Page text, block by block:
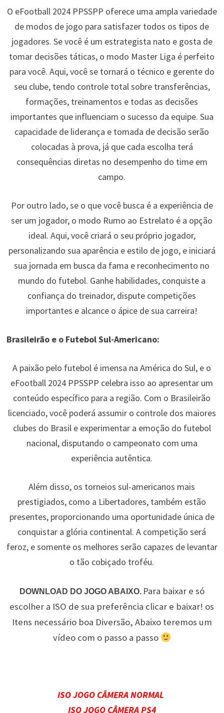
O eFootball 2024 PPSSPP oferece uma ampla variedade
de modos de jogo para satisfazer todos os tipos de
jogadores. Se você é um estrategista nato e gosta de
tomar decisões táticas, o modo Master Liga é perfeito
para você. Aqui, você se tornará o técnico e gerente do
seu clube, tendo controle total sobre transferências,
formações, treinamentos e todas as decisões
importantes que influenciam o sucesso da equipe. Sua
capacidade de liderança e tomada de decisão serão
colocadas à prova, já que cada escolha terá
consequências diretas no desempenho do time em
campo.
Por outro lado, se o que você busca é a experiência de
ser um jogador, o modo Rumo ao Estrelato é a opção
ideal. Aqui, você criará o seu próprio jogador,
personalizando sua aparência e estilo de jogo, e iniciará
sua jornada em busca da fama e reconhecimento no
mundo do futebol. Ganhe habilidades, conquiste a
confiança do treinador, dispute competições
importantes e alcance o ápice de sua carreira!
Brasileirão e o Futebol Sul-Americano:
A paixão pelo futebol é imensa na América do Sul, e o
eFootball 2024 PPSSPP celebra isso ao apresentar um
conteúdo específico para a região. Com o Brasileirão
licenciado, você poderá assumir o controle dos maiores
clubes do Brasil e experimentar a emoção do futebol
nacional, disputando o campeonato com uma
experiência autêntica.
Além disso, os torneios sul-americanos mais
prestigiados, como a Libertadores, também estão
presentes, proporcionando uma oportunidade única de
conquistar a glória continental. A competição será
feroz, e somente os melhores serão capazes de levantar
o tão cobiçado troféu.
DOWNLOAD DO JOGO ABAIXO. Para baixar e só
escolher a ISO de sua preferência clicar e baixar! os
Itens necessário boa Diversão, Abaixo teremos um
vídeo com o passo a passo
ISO JOGO CÂMERA NORMAL
ISO JOGO CÂMERA PS4